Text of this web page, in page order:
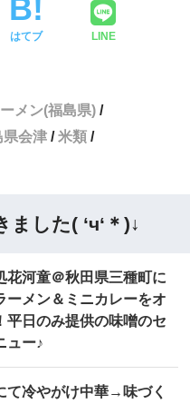
はてブ LINE
メン(福島県)
県会津
米類
した( ‘ч‘＊)↓
花河童＠秋田県三種町に
ーメン＆ミニカレーをオ
平日のみ提供の味噌のセ
ュー♪
て冷やがけ中華→味づく